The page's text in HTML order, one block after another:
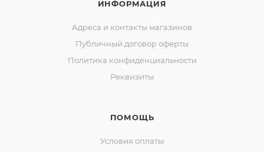
ИНФОРМАЦИЯ
Адреса и контакты магазинов
Публичный договор оферты
Политика конфиденциальности
Реквизиты
ПОМОЩЬ
Условия оплаты